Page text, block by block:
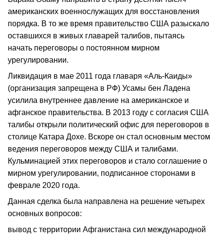
американских военнослужащих для восстановления
порядка. В то же время правительство США разыскало
оставшихся в живых главарей талибов, пытаясь
начать переговоры о постоянном мирном
урегулировании.
Ликвидация в мае 2011 года главаря «Аль-Каиды»
(организация запрещена в РФ) Усамы бен Ладена
усилила внутреннее давление на американское и
афганское правительства. В 2013 году с согласия США
талибы открыли политический офис для переговоров в
столице Катара Дохе. Вскоре он стал основным местом
ведения переговоров между США и талибами.
Кульминацией этих переговоров и стало соглашение о
мирном урегулировании, подписанное сторонами в
феврале 2020 года.
Данная сделка была направлена на решение четырех
основных вопросов:
вывод с территории Афганистана сил международной